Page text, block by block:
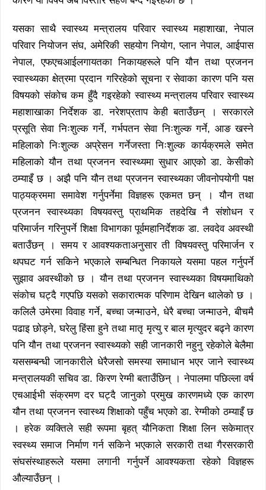
यसका साथै स्वास्थ्य मन्त्रालय परिवार स्वास्थ्य महाशाखा, नेपाल
परिवार नियोजन संघ, अमेरिकी सहयोग नियोग, प्लान नेपाल, आईपास
नेपाल, एफएचआईलगायतका निकायहरूले पनि यौन तथा प्रजनन
स्वास्थ्यका क्षेत्रमा प्रदान गरिरहेको सूचना र सेवाका कारण पनि यस
विषयको संकोच कम हुँदै गइरहेको स्वास्थ्य मन्त्रालय परिवार स्वास्थ्य
महाशाखाका निर्देशक डा. नरेशप्रताप केही बताउँछन् । सरकारले
प्रसूति सेवा निःशुल्क गर्ने, गर्भपतन सेवा निःशुल्क गर्ने, आङ खस्ने
महिलाको निःशुल्क अप्रेसन गर्नेजस्ता निःशुल्क कार्यक्रमले समेत
महिलाको यौन तथा प्रजनन स्वास्थ्यमा सुधार आएको डा. केसीको
ठम्याइँ छ । अझै पनि यौन तथा प्रजनन स्वास्थ्यका जीवनोपयोगी पक्ष
पाठ्यक्रममा समावेश गर्नुपर्नेमा विज्ञहरू एकमत छन् । यौन तथा
प्रजनन स्वास्थ्यका विषयवस्तु प्राथमिक तहदेखि नै संशोधन र
परिमार्जन गरिनुपर्ने शिक्षा विभागका पूर्वमहानिर्देशक डा. लवदेव अवस्थी
बताउँछन् । समय र आवश्यकताअनुसार ती विषयवस्तु परिमार्जन र
थपघट गर्न सकिने भएकाले सम्बन्धित निकायले यसमा पहल गर्नुपर्ने
सुझाव अवस्थीको छ । यौन तथा प्रजनन स्वास्थ्यका विषयमाथिको
संकोच घट्दै गएपछि यसको सकारात्मक परिणाम देखिन थालेको छ ।
कलिलै उमेरमा विवाह गर्ने, बच्चा जन्माउने, धेरै बच्चा जन्माउने, बीचमै
पढाइ छोड्ने, घरेलु हिंसा हुने तथा मातृ मृत्यु र बाल मृत्युदर बढ्ने कारण
पनि यौन तथा प्रजनन स्वास्थ्यको सही जानकारी नहुनु रहेकोले बेलैमा
यससम्बन्धी जानकारीले धेरैजसो समस्या समाधान भएर जाने स्वास्थ्य
मन्त्रालयकी सचिव डा. किरण रेग्मी बताउँछिन् । नेपालमा पछिल्ला वर्ष
एचआईभी संक्रमण दर घट्दै जानुको प्रमुख कारणमध्ये एक कारण
यौन तथा प्रजनन स्वास्थ्य शिक्षाको पहुँच भएको डा. रेग्मीको ठम्याइँ छ
। हरेक व्यक्तिले सही रूपमा बृहत् यौनिकता शिक्षा लिन सकेमात्र
स्वस्थ्य समाज निर्माण गर्न सकिने भएकाले सरकारी तथा गैरसरकारी
संघसंस्थाहरूले यसमा लगानी गर्नुपर्ने आवश्यकता रहेको विज्ञहरू
औल्याउँछन् ।